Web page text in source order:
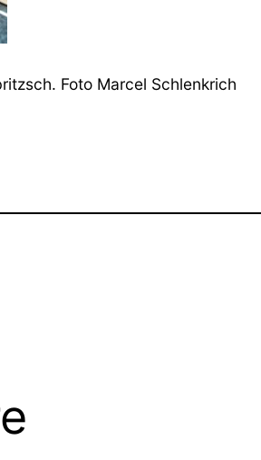
Foto Marcel Schlenkrich